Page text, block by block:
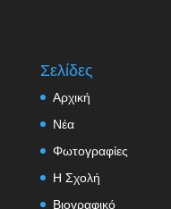
Σελίδες
Αρχική
Νέα
Φωτογραφίες
Η Σχολή
Βιογραφικό